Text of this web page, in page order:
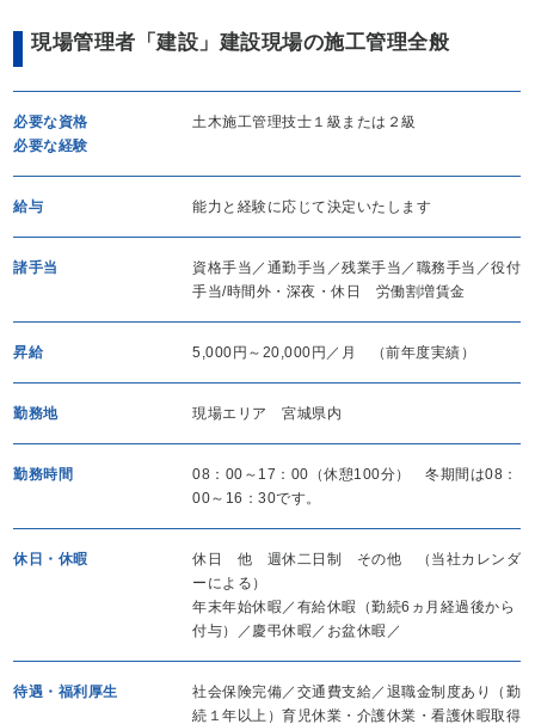
現場管理者「建設」建設現場の施工管理全般
必要な資格
必要な経験
土木施工管理技士１級または２級
給与 能力と経験に応じて決定いたします
諸手当
資格手当／通勤手当／残業手当／職務手当／役付
手当/時間外・深夜・休日 労働割増賃金
昇給 5,000円～20,000円／月 （前年度実績）
勤務地 現場エリア 宮城県内
勤務時間
08：00～17：00（休憩100分） 冬期間は08：
00～16：30です。
休日・休暇
休日 他 週休二日制 その他 （当社カレンダ
ーによる）
年末年始休暇／有給休暇（勤続6ヵ月経過後から
付与）／慶弔休暇／お盆休暇／
待遇・福利厚生
社会保険完備／交通費支給／退職金制度あり（勤
続１年以上）育児休業・介護休業・看護休暇取得